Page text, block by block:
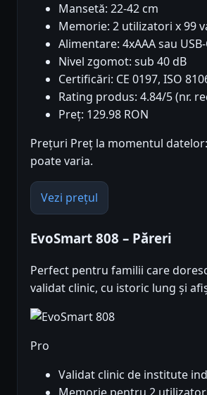
Mansetă: 22-42 cm
Memorie: 2 utilizatori x 99
Alimentare: 4xAAA sau USB-
Nivel zgomot: sub 40 dB
Certificări: CE 0197, ISO
Rating produs: 4.84/5 (nr.
Preț: 129.98 RON
Prețuri Preț la momentul datelor:
poate varia.
Vezi prețul
EvoSmart 808 – Păreri
Perfect pentru familii care
validat clinic, cu istoric lung și
Pro
Validat clinic de institute